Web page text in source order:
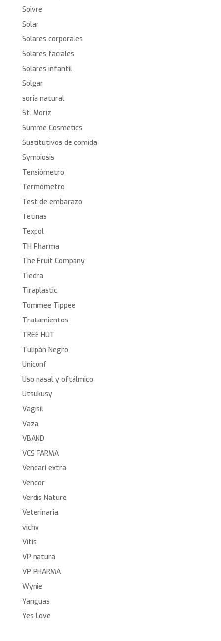
Soivre
Solar
Solares corporales
Solares faciales
Solares infantil
Solgar
soria natural
St. Moriz
Summe Cosmetics
Sustitutivos de comida
Symbiosis
Tensiómetro
Termómetro
Test de embarazo
Tetinas
Texpol
TH Pharma
The Fruit Company
Tiedra
Tiraplastic
Tommee Tippee
Tratamientos
TREE HUT
Tulipán Negro
Uniconf
Uso nasal y oftálmico
Utsukusy
Vagisil
Vaza
VBAND
VCS FARMA
Vendarí extra
Vendor
Verdis Nature
Veterinaria
vichy
Vitis
VP natura
VP PHARMA
Wynie
Yanguas
Yes Love